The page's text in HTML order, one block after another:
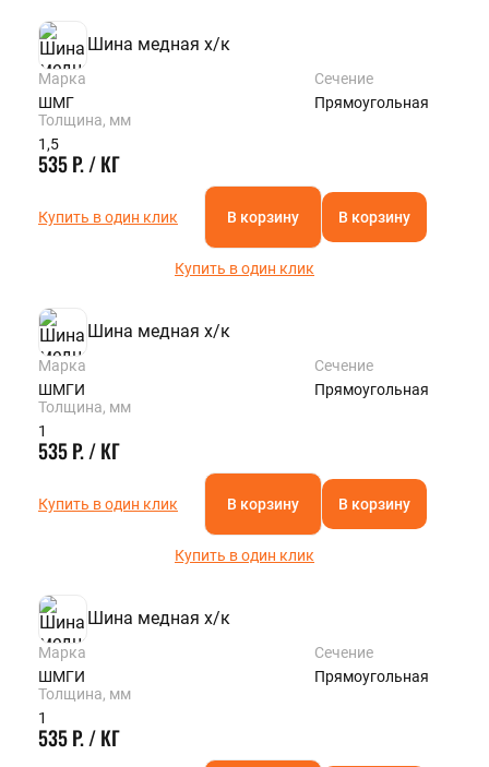
Шина медная х/к
Марка
ШМГ
Сечение
Прямоугольная
Толщина, мм
1,5
535 Р. / КГ
Купить в один клик В корзину В корзину
Купить в один клик
Шина медная х/к
Марка
ШМГИ
Сечение
Прямоугольная
Толщина, мм
1
535 Р. / КГ
Купить в один клик В корзину В корзину
Купить в один клик
Шина медная х/к
Марка
ШМГИ
Сечение
Прямоугольная
Толщина, мм
1
535 Р. / КГ